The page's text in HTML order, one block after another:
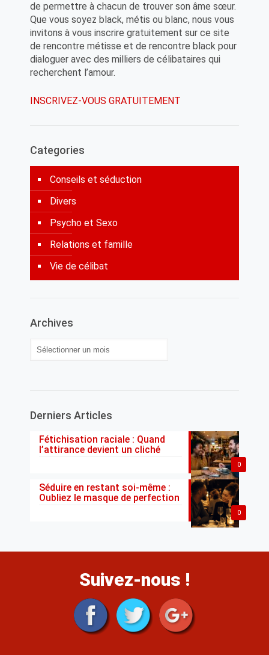
de permettre à chacun de trouver son âme sœur.
Que vous soyez black, métis ou blanc, nous vous
invitons à vous inscrire gratuitement sur ce site
de rencontre métisse et de rencontre black pour
dialoguer avec des milliers de célibataires qui
recherchent l’amour.
INSCRIVEZ-VOUS GRATUITEMENT
Categories
Conseils et séduction
Divers
Psycho et Sexo
Relations et famille
Vie de célibat
Archives
Archives
Derniers Articles
0
Fétichisation raciale : Quand
l’attirance devient un cliché
0
Séduire en restant soi-même :
Oubliez le masque de perfection
Suivez-nous !